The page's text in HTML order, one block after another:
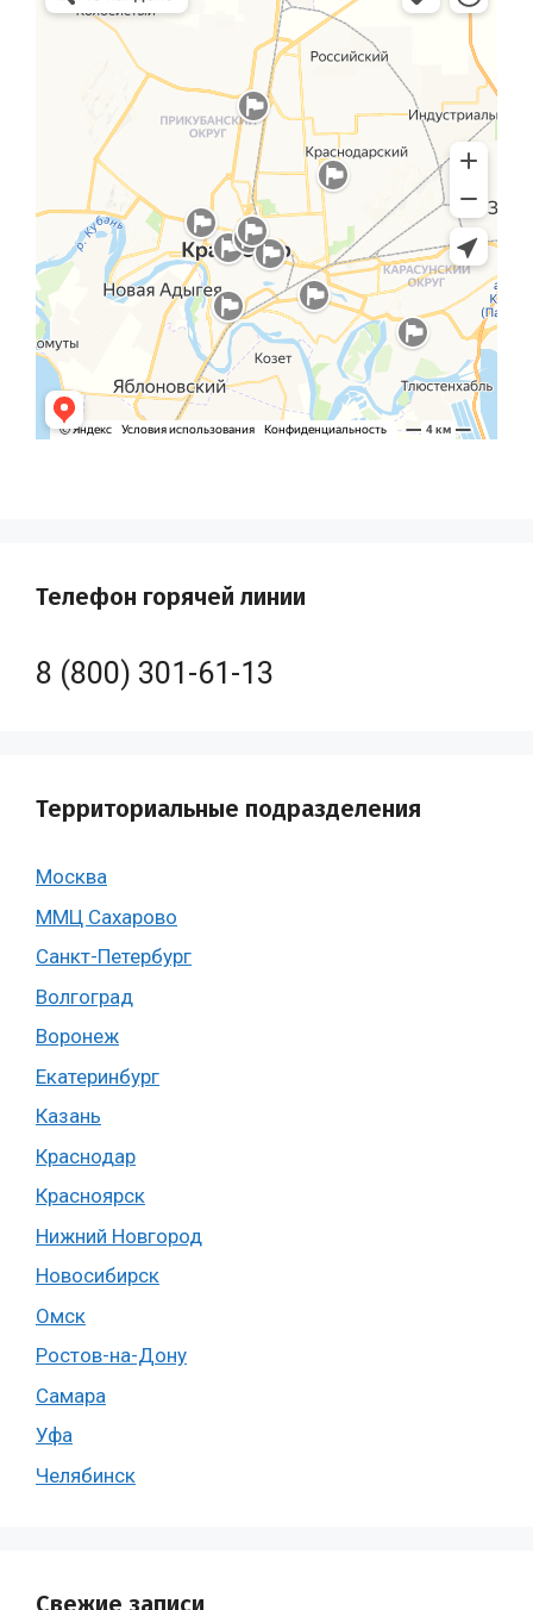
Телефон горячей линии
8 (800) 301-61-13
Территориальные подразделения
Москва
ММЦ Сахарово
Санкт-Петербург
Волгоград
Воронеж
Екатеринбург
Казань
Краснодар
Красноярск
Нижний Новгород
Новосибирск
Омск
Ростов-на-Дону
Самара
Уфа
Челябинск
Свежие записи